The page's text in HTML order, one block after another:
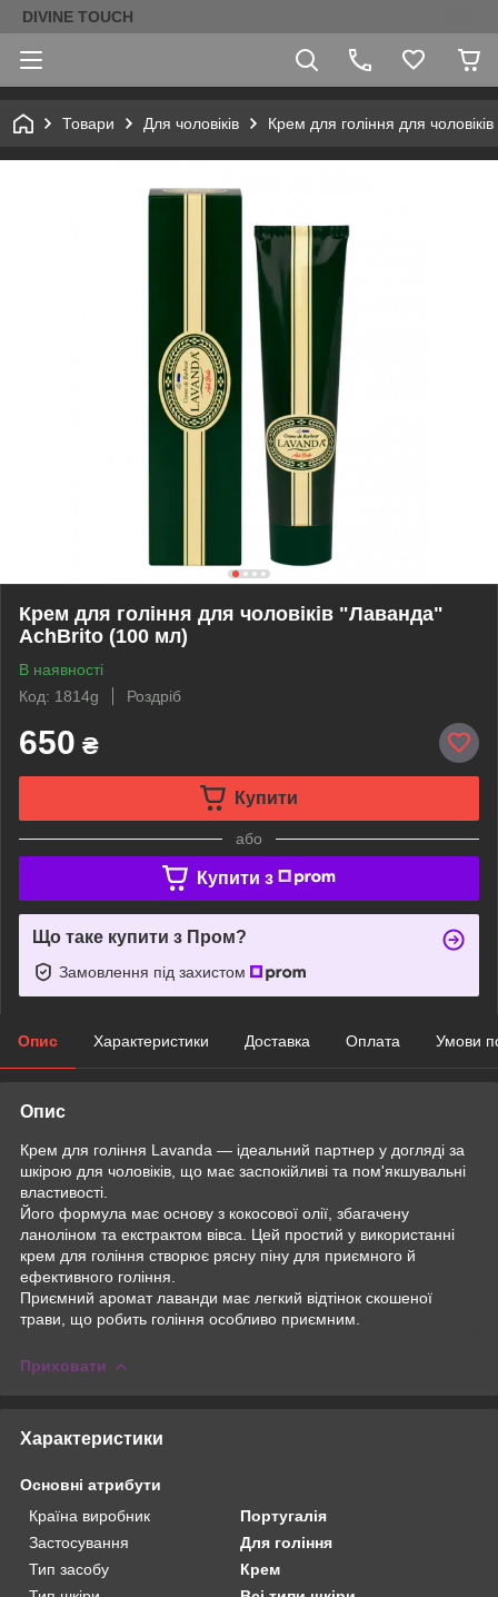
DIVINE TOUCH
Товари Для чоловіків Крем для гоління для
Крем для гоління для чоловіків "Лаванда"
AchBrito (100 мл)
В наявності
Код: 1814g
Роздріб
650 ₴
Купити
або
Купити з
Що таке купити з Пром?
Замовлення під захистом
Опис Характеристики Доставка Оплата Умови
Опис
Крем для гоління Lavanda — ідеальний партнер у догляді за
шкірою для чоловіків, що має заспокійливі та пом'якшувальні
властивості.
Його формула має основу з кокосової олії, збагачену
ланоліном та екстрактом вівса. Цей простий у використанні
крем для гоління створює рясну піну для приємного й
ефективного гоління.
Приємний аромат лаванди має легкий відтінок скошеної
трави, що робить гоління особливо приємним.
Приховати
Характеристики
Основні атрибути
Країна виробник
Португалія
Застосування
Для гоління
Тип засобу
Крем